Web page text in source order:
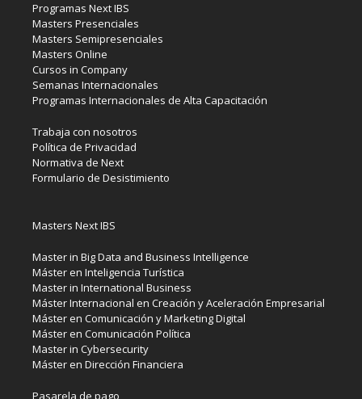
Programas Next IBS
Masters Presenciales
Masters Semipresenciales
Masters Online
Cursos in Company
Semanas Internacionales
Programas Internacionales de Alta Capacitación
Trabaja con nosotros
Política de Privacidad
Normativa de Next
Formulario de Desistimiento
Masters Next IBS
Master in Big Data and Business Intelligence
Máster en Inteligencia Turística
Master in International Business
Máster Internacional en Creación y Aceleración Empresarial
Máster en Comunicación y Marketing Digital
Máster en Comunicación Política
Master in Cybersecurity
Máster en Dirección Financiera
Pasarela de pago